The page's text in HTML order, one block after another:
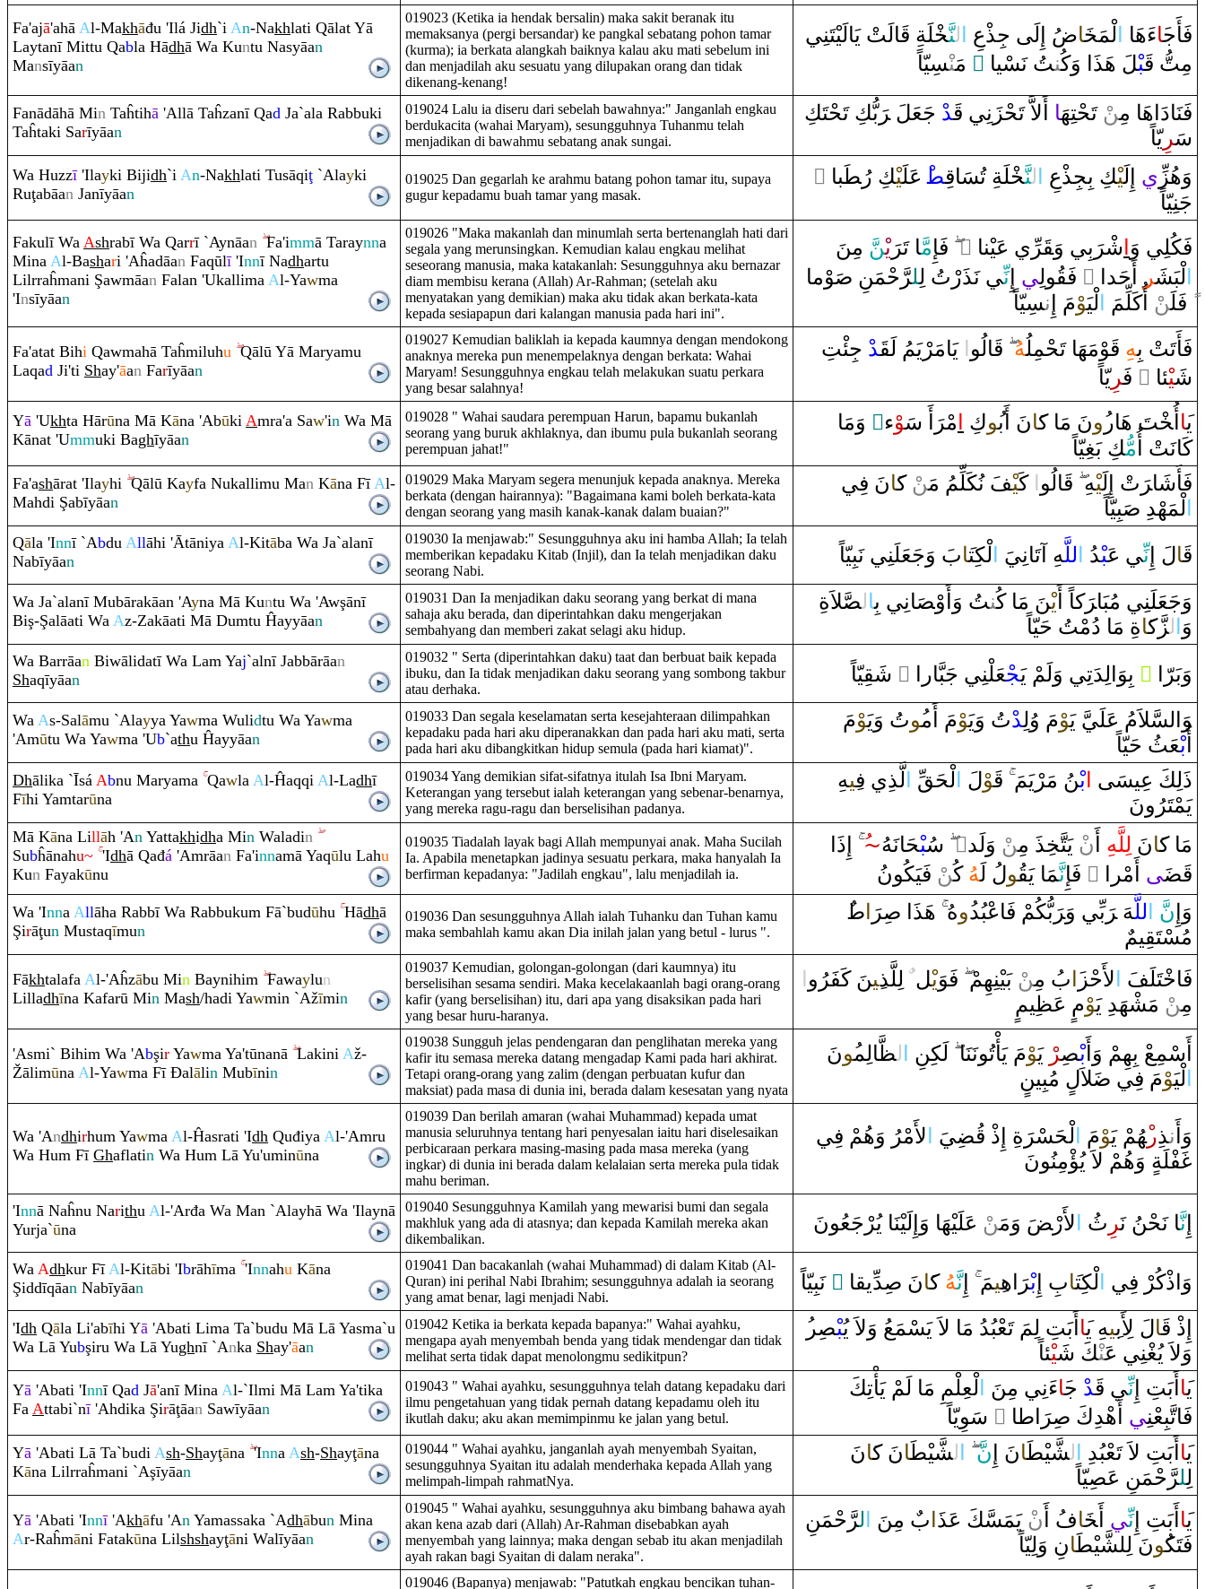
Fa'ajā'ahā Al-Makhāđu 'Ilá Jidh`i An-Nakhlati Qālat Yā
Laytanī Mittu Qabla Hādhā Wa Kuntu Nasyāan
Mansīyāan
019023 (Ketika ia hendak bersalin) maka sakit beranak itu
memaksanya (pergi bersandar) ke pangkal sebatang pohon tamar
(kurma); ia berkata alangkah baiknya kalau aku mati sebelum ini
dan menjadilah aku sesuatu yang dilupakan orang dan tidak
dikenang-kenang!
فَأَج‍‍َ‍ا‌ءَهَا‌ لْمَ‍‍خَ‍‍اضُ ‌إِلَى‌ جِذْعِ ل‍‍نَّ‍‍خْ‍‍لَةِ قَ‍‍الَتْ يَالَيْتَنِي
مِتُّ قَ‍‍بْ‍‍لَ هَذَ‌ا‌ ‌وَكُ‍‌‍ن‍‍تُ نَسْيا ‌ ً ‌ مَ‍‌‍نْ‍‍سِيّاً
Fanādāhā Min Taĥtihā 'Allā Taĥzanī Qad Ja`ala Rabbuki
Taĥtaki Sarīyāan
019024 Lalu ia diseru dari sebelah bawahnya:" Janganlah engkau
berdukacita (wahai Maryam), sesungguhnya Tuhanmu telah
menjadikan di bawahmu sebatang anak sungai.
فَنَا‌دَ‌اهَا‌ مِ‍‌‍ن ْ تَحْتِهَ‍‍ا ‌ ‌أَلاَّ‌ تَحْزَنِي قَ‍‍د ْ‌ جَعَلَ ‌‍رَبُّكِ تَحْتَكِ
سَ‍‍رِيّاً
Wa Huzzī'Ilayki Bijidh`i An-Nakhlati Tusāqiţ `Alayki
Ruţabāan Janīyāan
019025 Dan gegarlah ke arahmu batang pohon tamar itu, supaya
gugur kepadamu buah tamar yang masak.
وَهُزِّ ي ‌إِلَ‍‍يْ‍‍كِ بِجِذْعِ ل‍‍نَّ‍‍خْ‍‍لَةِ تُسَاقِ‍‍ط‍ْ عَلَ‍‍يْ‍‍كِ ‌رُ‍طَ‍‍با‌ ‌ ً
جَنِيّاً
Fakulī Wa Ashrabī Wa Qarrī `Aynāan Fa'immā Taraynna
Mina Al-Bashari 'Aĥadāan Faqūlī'Innī Nadhartu
Lilrraĥmani Şawmāan Falan 'Ukallima Al-Yawma
'Insīyāan
019026 "Maka makanlah dan minumlah serta bertenanglah hati dari
segala yang merunsingkan. Kemudian kalau engkau melihat
seseorang manusia, maka katakanlah: Sesungguhnya aku bernazar
diam membisu kerana (Allah) Ar-Rahman; (setelah aku
menyatakan yang demikian) maka aku tidak akan berkata-kata
kepada sesiapapun dari kalangan manusia pada hari ini".
فَكُلِي ‌وَ شْ‍رَ بِي ‌وَ‍قَ‍‍رِّي عَيْنا‌ ‌ ً‌ فَإِمَّ‍‍ا‌ تَ‍رَيْ‍‍نّ َ مِنَ
لْبَشَ‍‍ر ‍ِ‍‌ ‌أَحَد‌ا‌ ‌ ً ‌ فَ‍‍قُ‍‍ولِ‍‍ي ‌إِنِّ‍‍ي نَذَ‌رْتُ لِ‍‍ل‍رَّ حْمَنِ صَ‍‍وْما‌
‌ فَلَ‍‌‍ن ْ ‌أُكَلِّمَ لْيَ‍‍وْمَ ‌إِ‌ ن‍‍سِيّاً
Fa'atat Bihi Qawmahā Taĥmiluhu Qālū Yā Maryamu
Laqad Ji'ti Shay'āan Farīyāan
019027 Kemudian baliklah ia kepada kaumnya dengan mendokong
anaknya mereka pun menempelaknya dengan berkata: Wahai
Maryam! Sesungguhnya engkau telah melakukan suatu perkara
yang besar salahnya!
فَأَتَتْ بِ‍‍هِ قَ‍‍وْمَهَا‌ تَحْمِلُ‍‍هُ قَ‍‍الُو ‌ يَامَرْيَمُ لَ‍‍قَ‍‍د ْ‌ جِئْتِ
شَ‍‍يْ‍‍ئا‌ ‌ ً ‌ فَ‍‍رِيّاً
Yā 'Ukhta Hārūna Mā Kāna 'Abūki Amra'a Saw'in Wa Mā
Kānat 'Ummuki Baghīyāan
019028 " Wahai saudara perempuan Harun, bapamu bukanlah
seorang yang buruk akhlaknya, dan ibumu pula bukanlah seorang
perempuan jahat!"
ي‍‍َ‍ا خْ‍‍تَ هَا‌ر‍ُ‍‌ونَ مَا‌ ك‍‍َ‍انَ ‌أَب‍‍ُ‍وكِ مْ‍رَ ‌أَ‌ سَ‍‍وْ‌ء‌ٍ ‌ ‌وَمَا‌
كَانَتْ ‌أُ مُّ‍‍كِ بَ‍‍غِ‍‍يّاً
Fa'ashārat 'Ilayhi Qālū Kayfa Nukallimu Man Kāna FīAl-
Mahdi Şabīyāan
019029 Maka Maryam segera menunjuk kepada anaknya. Mereka
berkata (dengan hairannya): "Bagaimana kami boleh berkata-kata
dengan seorang yang masih kanak-kanak dalam buaian?"
فَأَشَا‌‍رَ تْ ‌إِلَ‍‍يْ‍‍هِ قَ‍‍الُو ‌ كَ‍‍يْ‍‍فَ نُكَلِّمُ مَ‍‌‍ن ْ ك‍‍َ‍انَ فِي
لْمَهْدِ‌ صَ‍‍بِيّاً
Qāla 'Innī `Abdu Allāhi 'Ātāniya Al-Kitāba Wa Ja`alanī
Nabīyāan
019030 Ia menjawab:" Sesungguhnya aku ini hamba Allah; Ia telah
memberikan kepadaku Kitab (Injil), dan Ia telah menjadikan daku
seorang Nabi.
قَ‍‍الَ ‌إِنِّ‍‍ي عَ‍‍بْ‍‍دُ‌ للَّ‍‍هِ ‌آتَانِيَ لْكِت‍‍َ‍ابَ ‌وَجَعَلَنِي نَبِيّاً
Wa Ja`alanī Mubārakāan 'Ayna Mā Kuntu Wa 'Awşānī
Biş-Şalāati Wa Az-Zakāati Mā Dumtu Ĥayyāan
019031 Dan Ia menjadikan daku seorang yang berkat di mana
sahaja aku berada, dan diperintahkan daku mengerjakan
sembahyang dan memberi zakat selagi aku hidup.
وَجَعَلَنِي مُبَا‌‍رَكاً‌ ‌أَيْ‍‍نَ مَا‌ كُ‍‌‍ن‍‍تُ ‌وَ‌أَ‌وْ‍صَ‍‍انِي بِ‍ال‍‍صَّ‍‍لاَةِ
‌وَ ل‍‍زَّك‍‍َ‍اةِ مَا‌ ‌دُمْتُ حَيّاً
Wa Barrāan Biwālidatī Wa Lam Yaj`alnī Jabbārāan
Shaqīyāan
019032 " Serta (diperintahkan daku) taat dan berbuat baik kepada
ibuku, dan Ia tidak menjadikan daku seorang yang sombong takbur
atau derhaka.
وَبَرّ‌ا ‌ ً ‌ بِوَ‌الِدَتِي ‌وَلَمْ يَ‍‍جْ‍‍عَلْنِي جَبَّا‌ر‌ا‌ ‌ ً ‌ شَ‍‍قِ‍‍يّاً
Wa As-Salāmu `Alayya Yawma Wulidtu Wa Yawma
'Amūtu Wa Yawma 'Ub`athu Ĥayyāan
019033 Dan segala keselamatan serta kesejahteraan dilimpahkan
kepadaku pada hari aku diperanakkan dan pada hari aku mati, serta
pada hari aku dibangkitkan hidup semula (pada hari kiamat)".
وَ‌السَّلاَمُ عَلَيَّ يَ‍‍وْمَ ‌وُلِ‍‍دْتُ ‌وَيَ‍‍وْمَ ‌أَم‍‍ُ‍وتُ ‌وَيَ‍‍وْمَ
‌أُبْ‍‍عَثُ حَيّاً
Dhālika `Īsá Abnu Maryama Qawla Al-Ĥaqqi Al-Ladhī
Fīhi Yamtarūna
019034 Yang demikian sifat-sifatnya itulah Isa Ibni Maryam.
Keterangan yang tersebut ialah keterangan yang sebenar-benarnya,
yang mereka ragu-ragu dan berselisihan padanya.
ذَلِكَ عِيسَى‌ ‌ابْ‍‍نُ مَرْيَمَ قَ‍‍وْلَ لْحَ‍‍قِّ لَّذِي ف‍‍ِ‍ي‍‍هِ
يَمْتَرُ‌ونَ
Mā Kāna Lillāh 'An Yattakhidha Min Waladin
Subĥānahu~ 'Idhā Qađá 'Amrāan Fa'innamā Yaqūlu Lahu
Kun Fayakūnu
019035 Tiadalah layak bagi Allah mempunyai anak. Maha Sucilah
Ia. Apabila menetapkan jadinya sesuatu perkara, maka hanyalah Ia
berfirman kepadanya: "Jadilah engkau", lalu menjadilah ia.
مَا‌ ك‍‍َ‍انَ لِلَّهِ ن ْ يَتَّ‍‍خِ‍‍ذَ‌ مِ‍‌‍ن ْ ‌وَلَد‌‌ٍ‌ سُ‍‍بْ‍‍حَانَهُ~ُ ‌إِ‌ذَ‌ا‌
قَ‍‍ضَ‍‍ى ‌ ‌أَمْر‌ا‌ ‌ ً ‌ فَإِنَّ‍‍مَا‌ يَ‍‍قُ‍‍ولُ لَ‍‍هُ كُ‍‌‍ن ْ فَيَكُونُ
Wa 'Inna Allāha Rabbī Wa Rabbukum Fā`budūhu Hādhā
Şirāţun Mustaqīmun
019036 Dan sesungguhnya Allah ialah Tuhanku dan Tuhan kamu
maka sembahlah kamu akan Dia inilah jalan yang betul - lurus ".
وَ‌إِ نّ للَّ‍‍هَ ‌‍رَبِّي ‌وَ‌‍رَبُّكُمْ فَاعْبُد‍ُ‍‌وهُ هَذَ‌ا‌ صِ‍رَ ط
مُسْتَ‍‍قِ‍‍يمٌ
Fākhtalafa Al-'Aĥzābu Min Baynihim Fawaylun
Lilladhīna Kafarū Min Mash/hadi Yawmin `Ažīmin
019037 Kemudian, golongan-golongan (dari kaumnya) itu
berselisihan sesama sendiri. Maka kecelakaanlah bagi orang-orang
kafir (yang berselisihan) itu, dari apa yang disaksikan pada hari
yang besar huru-haranya.
فَاخْ‍‍تَلَفَ لأَحْز بُ مِ‍‌‍ن ْ بَيْنِهِمْ فَوَيْ‍‍لٌ ‌ لِلَّذ‍ِ‍ي‍‍نَ كَفَرُ‌و
مِ‍‌‍ن ْ مَشْهَدِ‌ يَ‍‍وْمٍ عَ‍‍ظِ‍‍يمٍ
'Asmi` Bihim Wa 'Abşir Yawma Ya'tūnanā Lakini Až-
Žālimūna Al-Yawma Fī Đalālin Mubīnin
019038 Sungguh jelas pendengaran dan penglihatan mereka yang
kafir itu semasa mereka datang mengadap Kami pada hari akhirat.
Tetapi orang-orang yang zalim (dengan perbuatan kufur dan
maksiat) pada masa di dunia ini, berada dalam kesesatan yang nyata
أَسْمِعْ بِهِمْ ‌وَ‌أَبْ‍‍صِ‍‍ر ْ‌ يَ‍‍وْمَ يَأْتُونَنَا‌ لَكِنِ ل‍‍ظَّ‍‍الِم‍‍ُ‍ونَ
لْيَ‍‍وْمَ فِي ضَ‍‍لاَل ‌ مُبِينٍ
Wa 'Andhirhum Yawma Al-Ĥasrati 'Idh Quđiya Al-'Amru
Wa Hum Fī Ghaflatin Wa Hum Lā Yu'uminūna
019039 Dan berilah amaran (wahai Muhammad) kepada umat
manusia seluruhnya tentang hari penyesalan iaitu hari diselesaikan
perbicaraan perkara masing-masing pada masa mereka (yang
ingkar) di dunia ini berada dalam kelalaian serta mereka pula tidak
mahu beriman.
وَ‌أَ‌ ن‍‍ذِ‌ر‍ْ‍هُمْ يَ‍‍وْمَ لْحَسْ‍رَ ةِ ‌إِ‌ذْ‌ قُ‍‍ضِ‍‍يَ
لأَمْرُ‌ ‌وَهُمْ فِي
غَ‍‍فْلَة ‌ ‌وَهُمْ لاَ‌ يُؤْمِنُونَ
'Innā Naĥnu Narithu Al-'Arđa Wa Man `Alayhā Wa 'Ilaynā
Yurja`ūna
019040 Sesungguhnya Kamilah yang mewarisi bumi dan segala
makhluk yang ada di atasnya; dan kepada Kamilah mereka akan
dikembalikan.
إِنَّ‍‍ا‌ نَحْنُ نَ‍‍ر ِثُ لأَ‌رْ‍ضَ ‌وَمَ‍‌‍ن ْ عَلَيْهَا‌ ‌وَ‌إِلَيْنَا‌ يُرْجَعُونَ
Wa Adhkur FīAl-Kitābi 'Ibrāhīma 'Innahu Kāna
Şiddīqāan Nabīyāan
019041 Dan bacakanlah (wahai Muhammad) di dalam Kitab (Al-
Quran) ini perihal Nabi Ibrahim; sesungguhnya adalah ia seorang
yang amat benar, lagi menjadi Nabi.
وَ‌ا‌ذْكُرْ‌ فِي لْكِت‍‍َ‍ابِ ‌إِبْ‍رَ ‌اه‍‍ِ‍ي‍‍مَ ‌إِنَّ‍‍هُ ك‍‍َ‍انَ صِ‍‍دِّي‍‍ق‍‍ا ‌ ً ‌ نَبِيّاً
'Idh Qāla Li'abīhi Yā 'Abati Lima Ta`budu Mā Lā Yasma`u
Wa Lā Yubşiru Wa Lā Yughnī `Anka Shay'āan
019042 Ketika ia berkata kepada bapanya:" Wahai ayahku,
mengapa ayah menyembah benda yang tidak mendengar dan tidak
melihat serta tidak dapat menolongmu sedikitpun?
إِ‌ذْ‌ قَ‍‍الَ لِأَب‍‍ِ‍ي‍‍هِ ي‍‍َ‍ا ‌أَبَتِ لِمَ تَعْبُدُ‌ مَا‌ لاَ‌ يَسْمَعُ ‌وَلاَ‌ يُ‍‍بْ‍‍صِ‍‍ر
‌وَلاَ‌ يُ‍‍غْ‍‍نِي عَ‍‌‍نْ‍‍كَ شَ‍‍يْ‍‍ئاً
Yā 'Abati 'Innī Qad Jā'anī Mina Al-`Ilmi Mā Lam Ya'tika
Fa Attabi`nī'Ahdika Şirāţāan Sawīyāan
019043 " Wahai ayahku, sesungguhnya telah datang kepadaku dari
ilmu pengetahuan yang tidak pernah datang kepadamu oleh itu
ikutlah daku; aku akan memimpinmu ke jalan yang betul.
ي‍‍َ‍ا ‌أَبَتِ ‌إِنِّ‍‍ي قَ‍‍د ْ‌ ج‍‍َ‍ا‌ءَنِي مِنَ
لْعِلْمِ مَا‌ لَمْ يَأْتِكَ
فَاتَّبِعْنِ‍‍ي ‌أَهْدِكَ صِ‍رَ ط‍‍ا‌ ‌ ً ‌ سَوِيّاً
Yā 'Abati Lā Ta`budi Ash-Shayţāna 'Inna Ash-Shayţāna
Kāna Lilrraĥmani `Aşīyāan
019044 " Wahai ayahku, janganlah ayah menyembah Syaitan,
sesungguhnya Syaitan itu adalah menderhaka kepada Allah yang
melimpah-limpah rahmatNya.
ي‍‍َ‍ا ‌أَبَتِ لاَ‌ تَعْبُدِ‌ ل‍‍شَّيْ‍‍طَ‍‍انَ ‌إِ نَّ ل‍‍شَّيْ‍‍طَ‍‍انَ ك‍‍َ‍انَ
لِ‍‍ل‍رَّ حْمَنِ عَ‍‍صِ‍‍يّاً
Yā 'Abati 'Innī'Akhāfu 'An Yamassaka `Adhābun Mina
Ar-Raĥmāni Fatakūna Lilshshayţāni Walīyāan
019045 " Wahai ayahku, sesungguhnya aku bimbang bahawa ayah
akan kena azab dari (Allah) Ar-Rahman disebabkan ayah
menyembah yang lainnya; maka dengan sebab itu akan menjadilah
ayah rakan bagi Syaitan di dalam neraka".
ي‍‍َ‍ا ‌أَبَتِ ‌إِنِّ‍‍ي خَ‍‍افُ ‌أَ‌ ن ْ يَمَسَّكَ عَذ ب ‌ مِنَ ل‍رَّ حْمَنِ
فَتَك‍‍ُ‍ونَ لِلشَّيْ‍‍طَ‍‍انِ ‌وَلِيّاً
019046 (Bapanya) menjawab: "Patutkah engkau bencikan tuhan-